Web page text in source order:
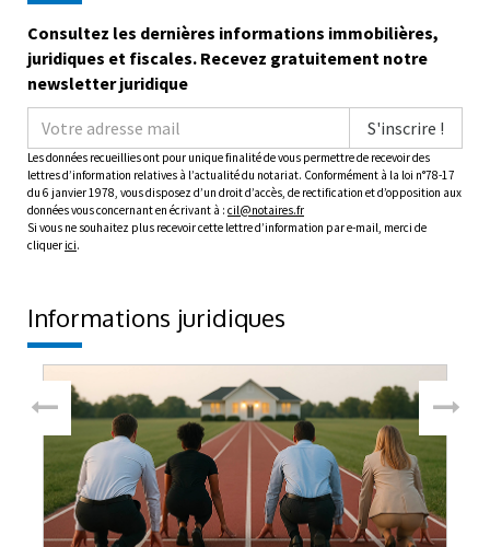
Consultez les dernières informations immobilières,
juridiques et fiscales. Recevez gratuitement notre
newsletter juridique
S'inscrire !
Les données recueillies ont pour unique finalité de vous permettre de recevoir des
lettres d’information relatives à l’actualité du notariat. Conformément à la loi n°78-17
du 6 janvier 1978, vous disposez d’un droit d’accès, de rectification et d’opposition aux
données vous concernant en écrivant à : cil@notaires.fr
Si vous ne souhaitez plus recevoir cette lettre d’information par e-mail, merci de
cliquer ici.
Informations juridiques